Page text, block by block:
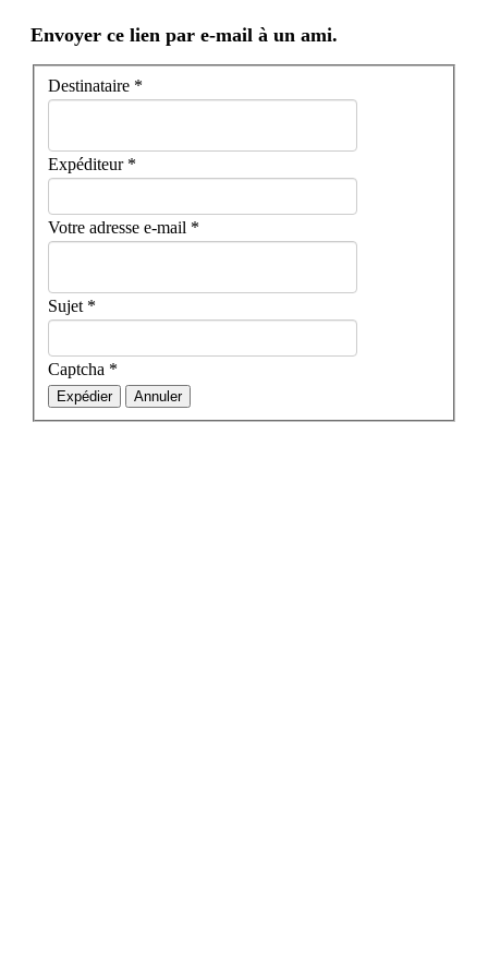
Envoyer ce lien par e-mail à un ami.
Destinataire *
Expéditeur*
Votre adresse e-mail *
Sujet *
Captcha *
Expédier Annuler